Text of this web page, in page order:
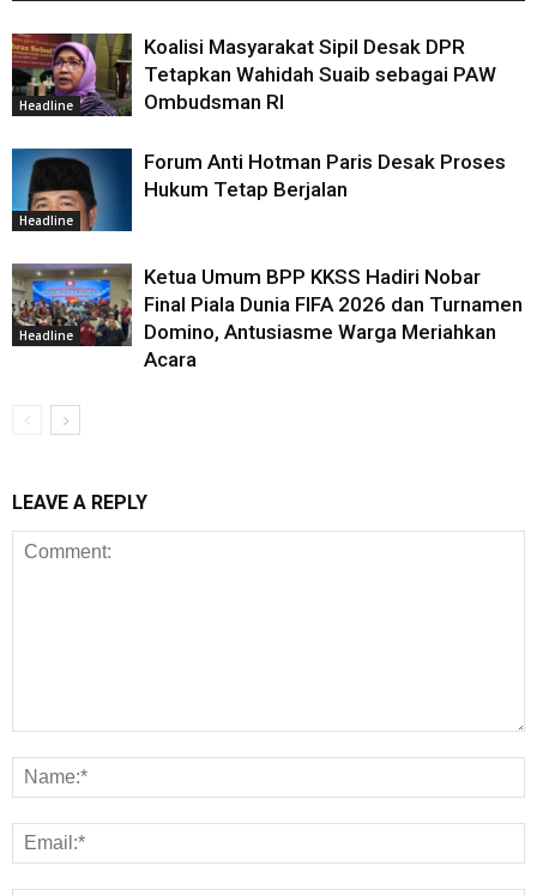
Headline
Koalisi Masyarakat Sipil Desak DPR
Tetapkan Wahidah Suaib sebagai PAW
Ombudsman RI
Headline
Forum Anti Hotman Paris Desak Proses
Hukum Tetap Berjalan
Headline
Ketua Umum BPP KKSS Hadiri Nobar
Final Piala Dunia FIFA 2026 dan Turnamen
Domino, Antusiasme Warga Meriahkan
Acara
LEAVE A REPLY